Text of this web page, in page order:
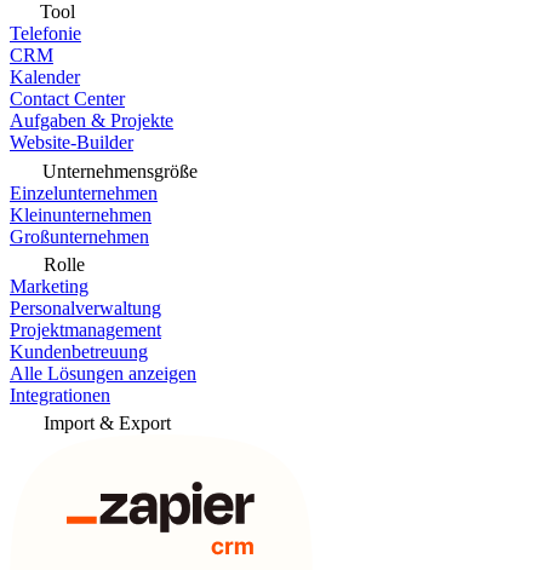
Tool
Telefonie
CRM
Kalender
Contact Center
Aufgaben & Projekte
Website-Builder
Unternehmensgröße
Einzelunternehmen
Kleinunternehmen
Großunternehmen
Rolle
Marketing
Personalverwaltung
Projektmanagement
Kundenbetreuung
Alle Lösungen anzeigen
Integrationen
Import & Export